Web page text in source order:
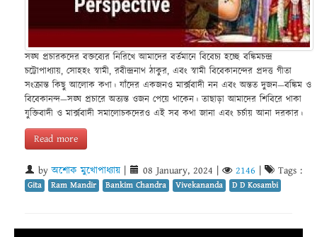
সঙ্ঘ প্রচারকদের বক্তব্যের নিরিখে আমাদের বর্তমানে বিবেচ্য হচ্ছে বঙ্কিমচন্দ্র
চট্টোপাধ্যায়, সোহহং স্বামী, রবীন্দ্রনাথ ঠাকুর, এবং স্বামী বিবেকানন্দের প্রদত্ত গীতা
সংক্রান্ত কিছু আলোক কণা। যাঁদের একজনও মার্ক্সবাদী নন এবং অন্তত দুজন—বঙ্কিম ও
বিবেকানন্দ—সঙ্ঘ প্রচারে অত্যন্ত ওজন পেয়ে থাকেন। তাছাড়া আমাদের শিবিরে থাকা
যুক্তিবাদী ও মার্ক্সবাদী সমালোচকদেরও এই সব কথা জানা এবং চর্চায় আনা দরকার।
Read more
byঅশোক মুখোপাধ্যায় 08 January, 2024 2146 Tags :
Gita Ram Mandir Bankim Chandra Vivekananda D D Kosambi